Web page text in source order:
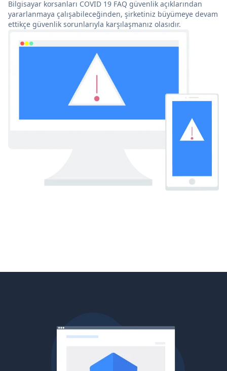
Bilgisayar korsanları COVID 19 FAQ güvenlik açıklarından
yararlanmaya çalışabileceğinden, şirketiniz büyümeye devam
ettikçe güvenlik sorunlarıyla karşılaşmanız olasıdır.